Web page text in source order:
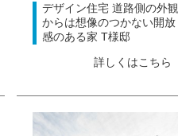
デザイン住宅 道路側の外観
からは想像のつかない開放
感のある家 T様邸
詳しくはこちら